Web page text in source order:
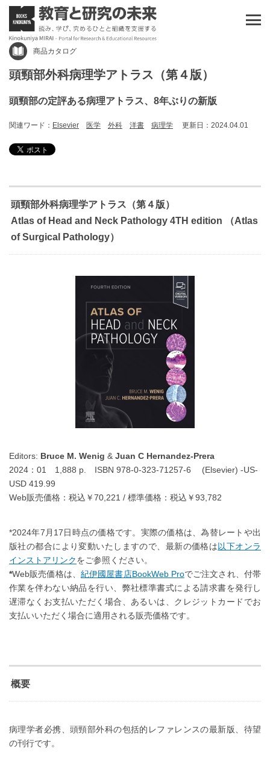
商品カタログ
頭頸部外科病理学アトラス（第４版）
頭頸部の定評ある病理アトラス、8年ぶりの新版
関連ワード： Elsevier 医学 外科 洋書 病理学 更新日：2024.04.01
頭頸部外科病理学アトラス（第４版）
Atlas of Head and Neck Pathology 4TH edition （Atlas
of Surgical Pathology）
Editors: Bruce M. Wenig & Juan C Hernandez-Prera
2024：01 1,888 p. ISBN 978-0-323-71257-6 (Elsevier) -US-
USD 419.99
Web販売価格：税込￥70,221 / 標準価格：税込￥93,782
*2024年7月17日時点の価格です。実際の価格は、為替レートや出
版社の都合により変動いたしますので、最新の価格は以下オンラ
インストアリンクをご参照ください。
*Web販売価格は、 紀伊國屋書店BookWeb Proでご注文され、付帯
作業を伴わない納品を行い、弊社標準書式による請求書を発行し
遅滞なくお支払いただく場合、あるいは、クレジットカードでお
支払いいただく場合に適用される販売価格です。
概要
病理学者必携、頭頸部外科の包括的レファレンスの最新版、待望
の刊行です。